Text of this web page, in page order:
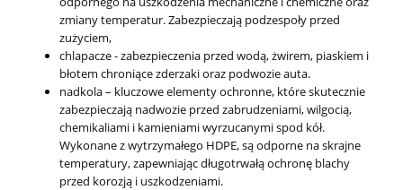
zmiany temperatur. Zabezpieczają podzespoły przed
zużyciem,
chlapacze- zabezpieczenia przed wodą, żwirem, piaskiem i
błotem chroniące zderzaki oraz podwozie auta.
nadkola– kluczowe elementy ochronne, które skutecznie
zabezpieczają nadwozie przed zabrudzeniami, wilgocią,
chemikaliami i kamieniami wyrzucanymi spod kół.
Wykonane z wytrzymałego HDPE, są odporne na skrajne
temperatury, zapewniając długotrwałą ochronę blachy
przed korozją i uszkodzeniami.